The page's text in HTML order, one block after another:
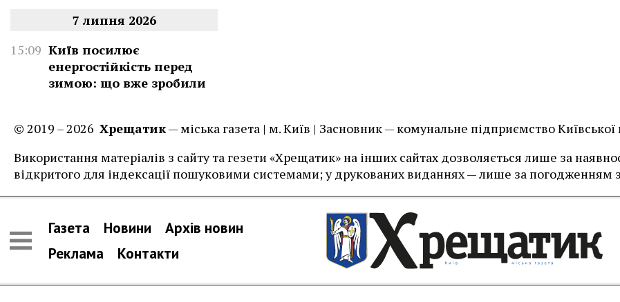
7 липня 2026
15:09 Київ посилює
енергостійкість перед
зимою: що вже зробили
© 2019 – 2026 Хрещатик— міська газета | м. Київ | Засновник — комунальне підприємство Київської
Використання матеріалів з сайту та гезети «Хрещатик» на інших сайтах дозволяється лише за
відкритого для індексації пошуковими системами; у друкованих виданнях — лише за погодженням
Газета Новини
Архів новин
Реклама
Контакти